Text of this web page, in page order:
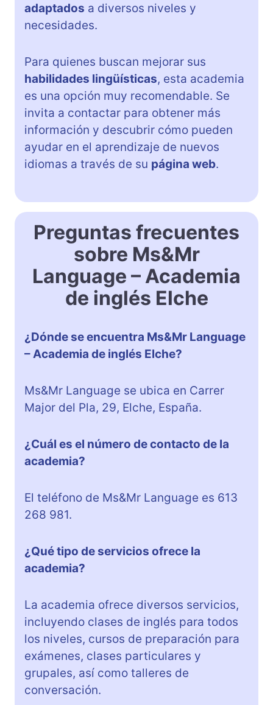
adaptados a diversos niveles y
necesidades.
Para quienes buscan mejorar sus
habilidades lingüísticas, esta academia
es una opción muy recomendable. Se
invita a contactar para obtener más
información y descubrir cómo pueden
ayudar en el aprendizaje de nuevos
idiomas a través de su página web.
Preguntas frecuentes
sobre Ms&Mr
Language – Academia
de inglés Elche
¿Dónde se encuentra Ms&Mr Language
– Academia de inglés Elche?
Ms&Mr Language se ubica en Carrer
Major del Pla, 29, Elche, España.
¿Cuál es el número de contacto de la
academia?
El teléfono de Ms&Mr Language es 613
268 981.
¿Qué tipo de servicios ofrece la
academia?
La academia ofrece diversos servicios,
incluyendo clases de inglés para todos
los niveles, cursos de preparación para
exámenes, clases particulares y
grupales, así como talleres de
conversación.